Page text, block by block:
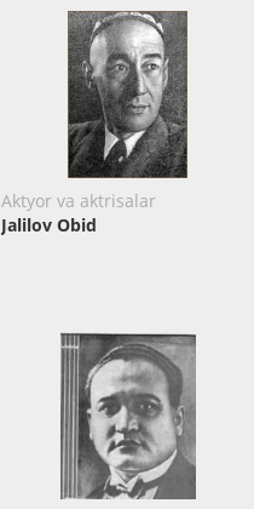
Aktyor va aktrisalar
Jalilov Obid